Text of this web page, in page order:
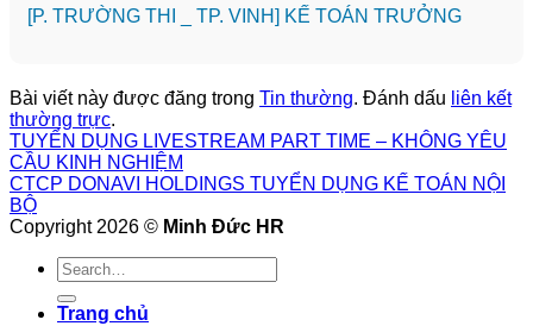
️[P. TRƯỜNG THI _ TP. VINH] KẾ TOÁN TRƯỞNG
Bài viết này được đăng trong Tin thường. Đánh dấu liên kết
thường trực.
TUYỂN DỤNG LIVESTREAM PART TIME – KHÔNG YÊU
CẦU KINH NGHIỆM
CTCP DONAVI HOLDINGS TUYỂN DỤNG KẾ TOÁN NỘI
BỘ
Copyright 2026 © Minh Đức HR
Trang chủ